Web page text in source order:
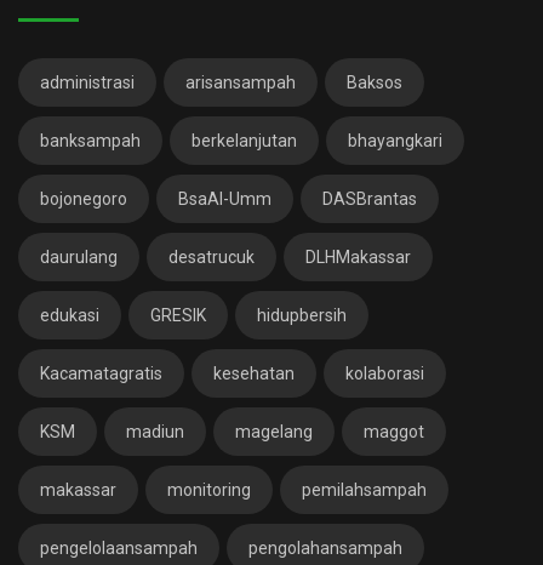
administrasi arisansampah Baksos
banksampah berkelanjutan bhayangkari
bojonegoro BsaAl-Umm DASBrantas
daurulang desatrucuk DLHMakassar
edukasi GRESIK hidupbersih
Kacamatagratis kesehatan kolaborasi
KSM madiun magelang maggot
makassar monitoring pemilahsampah
pengelolaansampah pengolahansampah